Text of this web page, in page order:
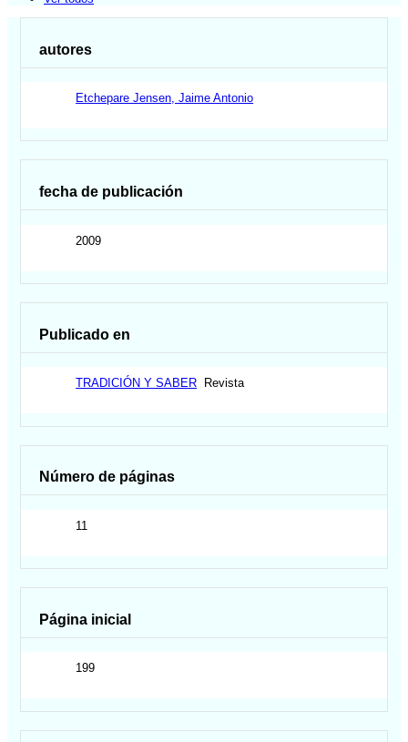
autores
Etchepare Jensen, Jaime Antonio
fecha de publicación
2009
Publicado en
TRADICIÓN Y SABER Revista
Número de páginas
11
Página inicial
199